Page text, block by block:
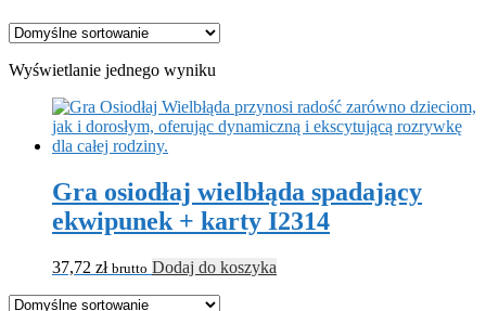
Wyświetlanie jednego wyniku
Gra osiodłaj wielbłąda spadający
ekwipunek + karty I2314
37,72 zł brutto Dodaj do koszyka